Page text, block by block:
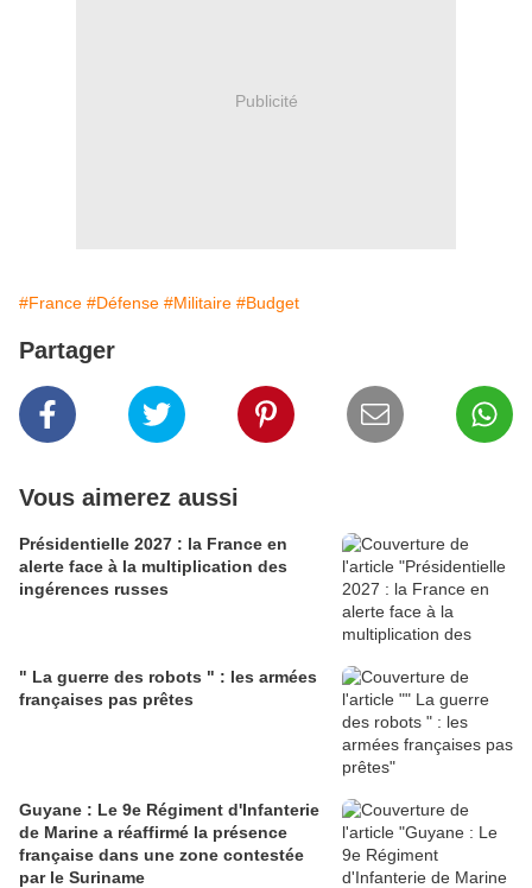
Publicité
#France #Défense #Militaire #Budget
Partager
Vous aimerez aussi
Présidentielle 2027 : la France en
alerte face à la multiplication des
ingérences russes
" La guerre des robots " : les armées
françaises pas prêtes
Guyane : Le 9e Régiment d'Infanterie
de Marine a réaffirmé la présence
française dans une zone contestée
par le Suriname